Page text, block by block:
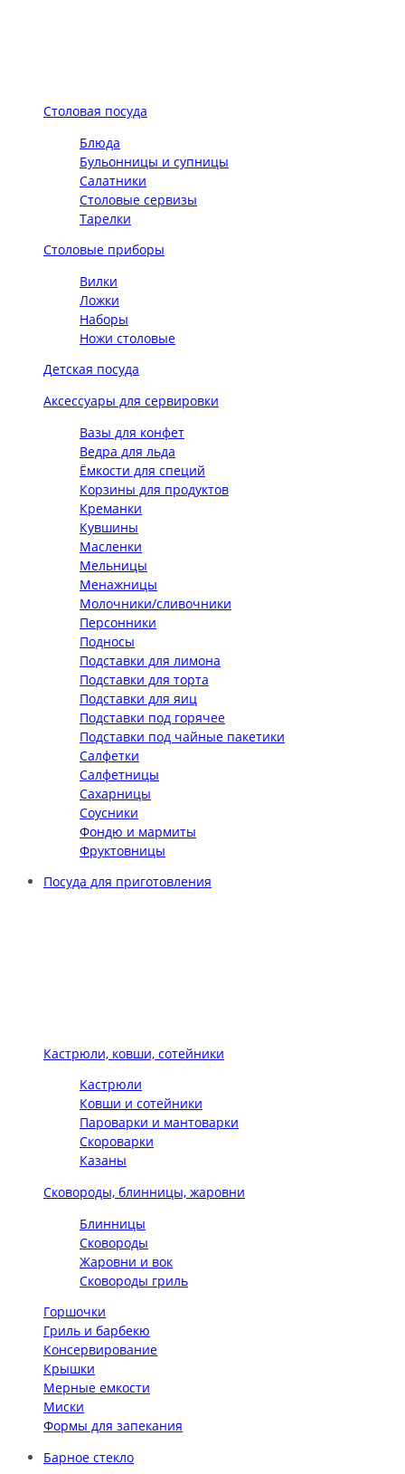
Столовая посуда
Блюда
Бульонницы и супницы
Салатники
Столовые сервизы
Тарелки
Столовые приборы
Вилки
Ложки
Наборы
Ножи столовые
Детская посуда
Аксессуары для сервировки
Вазы для конфет
Ведра для льда
Ёмкости для специй
Корзины для продуктов
Креманки
Кувшины
Масленки
Мельницы
Менажницы
Молочники/сливочники
Персонники
Подносы
Подставки для лимона
Подставки для торта
Подставки для яиц
Подставки под горячее
Подставки под чайные пакетики
Салфетки
Салфетницы
Сахарницы
Соусники
Фондю и мармиты
Фруктовницы
Посуда для приготовления
Кастрюли, ковши, сотейники
Кастрюли
Ковши и сотейники
Пароварки и мантоварки
Скороварки
Казаны
Сковороды, блинницы, жаровни
Блинницы
Сковороды
Жаровни и вок
Сковороды гриль
Горшочки
Гриль и барбекю
Консервирование
Крышки
Мерные емкости
Миски
Формы для запекания
Барное стекло